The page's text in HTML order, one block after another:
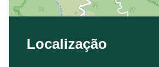
Localização